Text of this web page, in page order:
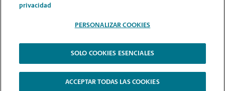
2026.
The UPS Store | Aviso de Privacidad | Términos de Uso del Sitio Web |
Contraste Alto
privacidad
PERSONALIZAR COOKIES
SOLO COOKIES ESENCIALES
ACCEPTAR TODAS LAS COOKIES